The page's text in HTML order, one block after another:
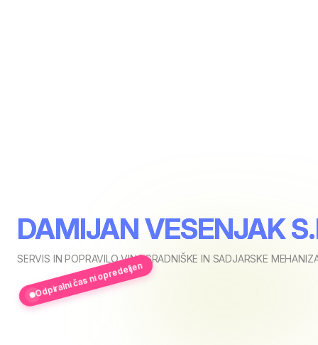
DAMIJAN VESENJAK
SERVIS IN POPRAVILO VINOGRADNIŠKE IN SADJARSKE
Odpiralni čas ni opredeljen